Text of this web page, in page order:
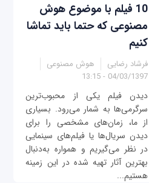
10 فیلم با موضوع هوش
مصنوعی که حتما باید تماشا
کنیم
فرشاد رضایی
هوش مصنوعی
04/03/1397 - 13:15
دیدن فیلم یکی از محبوب‌ترین
سرگرمی‌ها به شمار می‌رود. بسیاری
از ما، زمان‌های مشخصی را برای
دیدن سریال‌ها یا فیلم‌های سینمایی
در نظر می‌گیریم و همواره به‌دنبال
بهترین آثار تهیه شده در این زمینه
هستیم...